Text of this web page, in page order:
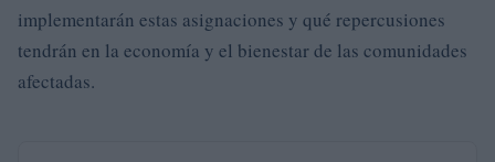
implementarán estas asignaciones y qué repercusiones
tendrán en la economía y el bienestar de las comunidades
afectadas.